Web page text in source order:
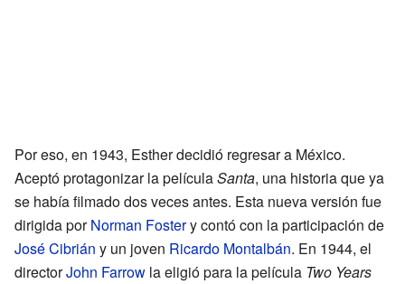
Por eso, en 1943, Esther decidió regresar a México.
Aceptó protagonizar la películaSanta, una historia que ya
se había filmado dos veces antes. Esta nueva versión fue
dirigida porNorman Fostery contó con la participación de
José Cibrián y un joven Ricardo Montalbán. En 1944, el
directorJohn Farrow la eligió para la película Two Years